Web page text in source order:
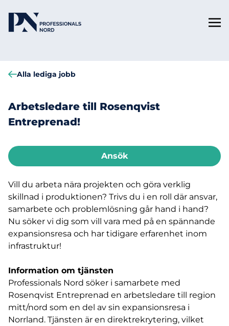
Alla lediga jobb
Arbetsledare till Rosenqvist
Entreprenad!
Vill du arbeta nära projekten och göra verklig
skillnad i produktionen? Trivs du i en roll där ansvar,
samarbete och problemlösning går hand i hand?
Nu söker vi dig som vill vara med på en spännande
expansionsresa och har tidigare erfarenhet inom
infrastruktur!
Information om tjänsten
Professionals Nord söker i samarbete med
Rosenqvist Entreprenad en arbetsledare till region
mitt/nord som en del av sin expansionsresa i
Norrland. Tjänsten är en direktrekrytering, vilket
Ansök